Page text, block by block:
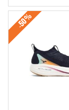
-50%